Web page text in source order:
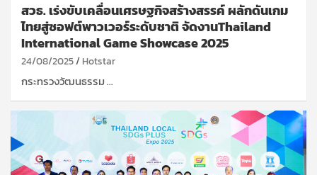
สวธ. เร่งขับเคลื่อนเศรษฐกิจสร้างสรรค์ ผลักดันเกม
ไทยสู่ซอฟต์พาวเวอร์ระดับชาติ จัดงานThailand
International Game Showcase 2025
24/08/2025 Hotstar
กระทรวงวัฒนธรรม …